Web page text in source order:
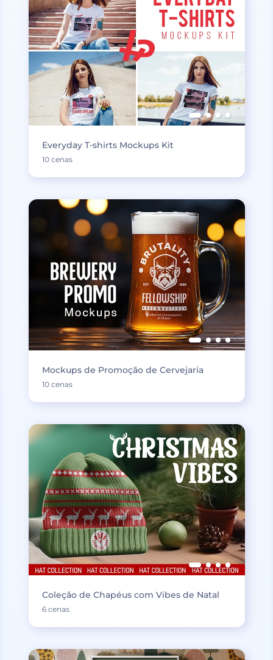
Everyday T-shirts Mockups Kit
10 cenas
Mockups de Promoção de Cervejaria
10 cenas
Coleção de Chapéus com Vibes de Natal
6 cenas